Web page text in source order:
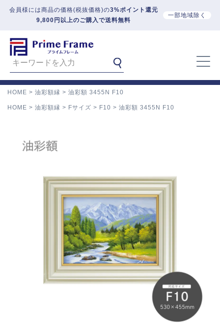
会員様には商品の価格(税抜価格)の3%ポイント還元
9,800円以上のご購入で送料無料
一部地域除く
HOME 油彩額縁 油彩額 3455N F10
HOME 油彩額縁 Fサイズ F10 油彩額 3455N F10